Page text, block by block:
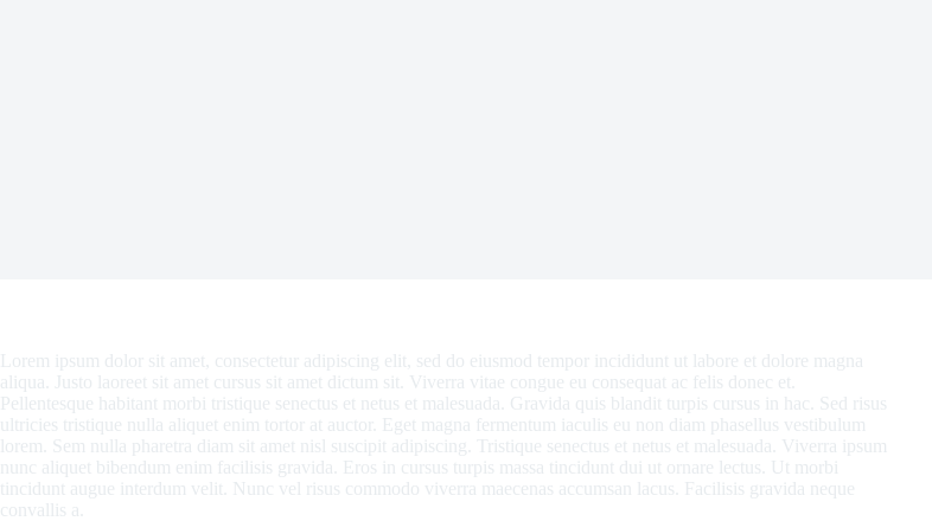
Lorem ipsum dolor sit amet, consectetur adipiscing elit, sed do eiusmod tempor incididunt ut labore et dolore magna
aliqua. Justo laoreet sit amet cursus sit amet dictum sit. Viverra vitae congue eu consequat ac felis donec et.
Pellentesque habitant morbi tristique senectus et netus et malesuada. Gravida quis blandit turpis cursus in hac. Sed risus
ultricies tristique nulla aliquet enim tortor at auctor. Eget magna fermentum iaculis eu non diam phasellus vestibulum
lorem. Sem nulla pharetra diam sit amet nisl suscipit adipiscing. Tristique senectus et netus et malesuada. Viverra ipsum
nunc aliquet bibendum enim facilisis gravida. Eros in cursus turpis massa tincidunt dui ut ornare lectus. Ut morbi
tincidunt augue interdum velit. Nunc vel risus commodo viverra maecenas accumsan lacus. Facilisis gravida neque
convallis a.